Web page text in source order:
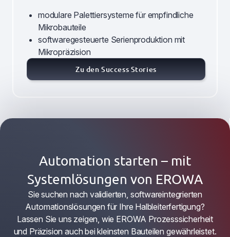
modulare Palettiersysteme für empfindliche
Mikrobauteile
softwaregesteuerte Serienproduktion mit
Mikropräzision
Zu den Success Stories
Automation starten – mit
Systemlösungen von EROWA
Sie suchen nach validierten, softwareintegrierten
Automationslösungen für Ihre Halbleiterfertigung?
Lassen Sie uns zeigen, wie EROWA Prozesssicherheit
und Präzision auch bei kleinsten Bauteilen gewährleistet.